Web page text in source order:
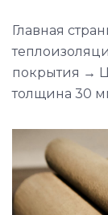
Главная
покрытия →
толщина 30